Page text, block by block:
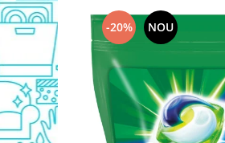
Produse Pentru Baie
Duck WC
Odorizant WC Bref
Odorizant Vas WC
Odorizant Bazin WC
Cantar
Produse Pentru Bucatarie
-20% NOU